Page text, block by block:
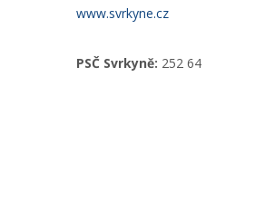
www.svrkyne.cz
PSČ Svrkyně: 252 64